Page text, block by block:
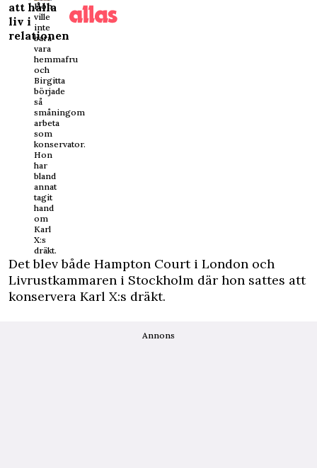
att hålla
liv i
relationen
Hon
ville
inte
bara
vara
hemmafru
och
Birgitta
började
så
småningom
arbeta
som
konservator.
Hon
har
bland
annat
tagit
hand
om
Karl
X:s
dräkt.
Det blev både Hampton Court i London och
Livrustkammaren i Stockholm där hon sattes att
konservera Karl X:s dräkt.
Annons